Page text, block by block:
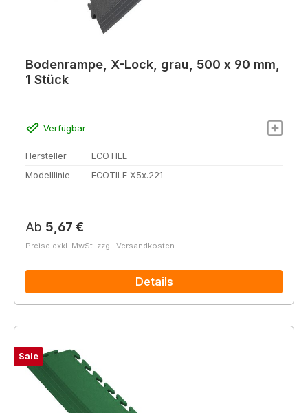
Bodenrampe, X-Lock, grau, 500 x 90 mm,
1 Stück
Verfügbar
Hersteller
ECOTILE
Modelllinie
ECOTILE X5x.221
Regulärer Preis:
Ab 5,67 €
Preise exkl. MwSt. zzgl. Versandkosten
Details
Sale